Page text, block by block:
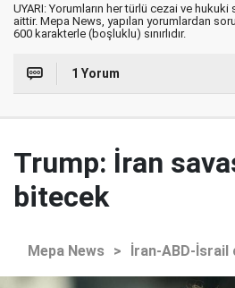
UYARI: Yorumların her türlü cezai ve
aittir. Mepa News, yapılan yorumlardan
600 karakterle (boşluklu) sınırlıdır.
1 Yorum
Trump: İran
bitecek
Mepa News > İran-ABD-İsrail